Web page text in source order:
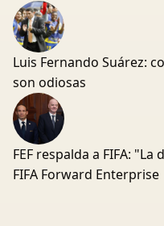
Luis Fernando Suárez:
son odiosas
FEF respalda a FIFA:
FIFA Forward Enterprise